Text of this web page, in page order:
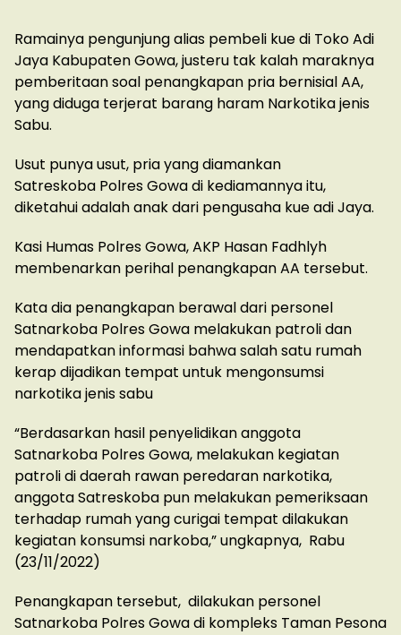
Ramainya pengunjung alias pembeli kue di Toko Adi
Jaya Kabupaten Gowa, justeru tak kalah maraknya
pemberitaan soal penangkapan pria bernisial AA,
yang diduga terjerat barang haram Narkotika jenis
Sabu.
Usut punya usut, pria yang diamankan
Satreskoba Polres Gowa di kediamannya itu,
diketahui adalah anak dari pengusaha kue adi Jaya.
Kasi Humas Polres Gowa, AKP Hasan Fadhlyh
membenarkan perihal penangkapan AA tersebut.
Kata dia penangkapan berawal dari personel
Satnarkoba Polres Gowa melakukan patroli dan
mendapatkan informasi bahwa salah satu rumah
kerap dijadikan tempat untuk mengonsumsi
narkotika jenis sabu
“Berdasarkan hasil penyelidikan anggota
Satnarkoba Polres Gowa, melakukan kegiatan
patroli di daerah rawan peredaran narkotika,
anggota Satreskoba pun melakukan pemeriksaan
terhadap rumah yang curigai tempat dilakukan
kegiatan konsumsi narkoba,” ungkapnya, Rabu
(23/11/2022)
Penangkapan tersebut, dilakukan personel
Satnarkoba Polres Gowa di kompleks Taman Pesona